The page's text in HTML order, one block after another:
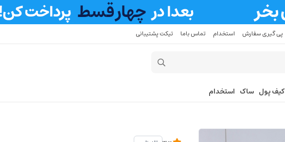
پی گیری سفارش استخدام تماس باما تیکت پشتیبانی
کیف پول ساک استخدام